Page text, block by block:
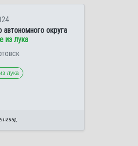
автономного округа
из лука
лука
назад